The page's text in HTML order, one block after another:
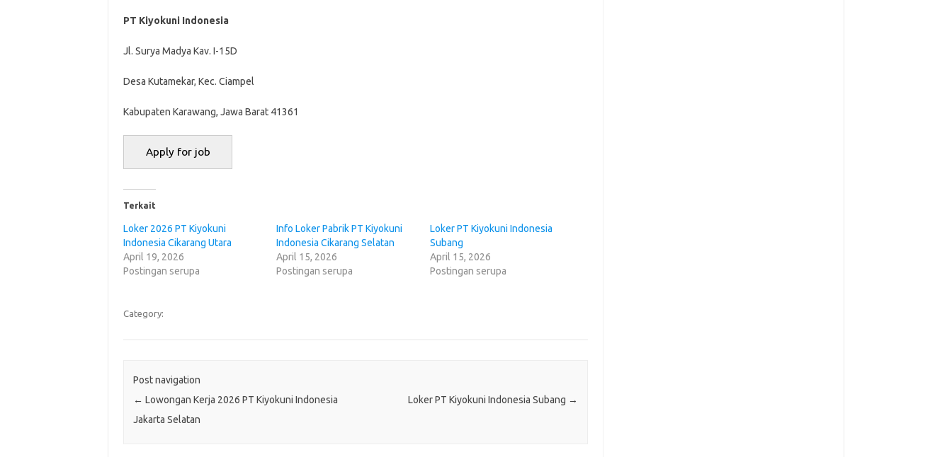
PT Kiyokuni Indonesia
Jl. Surya Madya Kav. I-15D
Desa Kutamekar, Kec. Ciampel
Kabupaten Karawang, Jawa Barat 41361
Terkait
Loker 2026 PT Kiyokuni
Indonesia Cikarang Utara
April 19, 2026
Postingan serupa
Info Loker Pabrik PT Kiyokuni
Indonesia Cikarang Selatan
April 15, 2026
Postingan serupa
Loker PT Kiyokuni Indonesia
Subang
April 15, 2026
Postingan serupa
Category:
Post navigation
← Lowongan Kerja 2026 PT Kiyokuni Indonesia
Jakarta Selatan
Loker PT Kiyokuni Indonesia Subang →